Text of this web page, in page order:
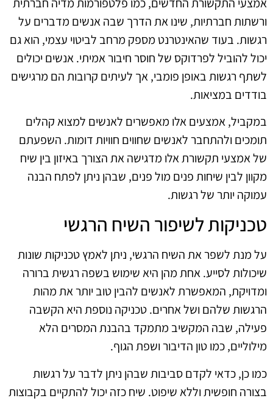
ורשתות חברתיות, שינו את הדרך שבה אנשים מדברים על
רגשות. בעוד שהאינטרנט מספק מרחב לביטוי עצמי, הוא גם
יכול להוביל לפרדוקס של חוסר חיבור אמיתי. אנשים יכולים
לשתף רגשות באופן פומבי, אך לעיתים קרובות הם מרגישים
בודדים במציאות.
במקביל, אמצעים אלו מאפשרים לאנשים למצוא קהלים
תומכים ולהתחבר לאנשים שחווים חוויות דומות. השפעתם
של אמצעי תקשורת אלו מדגישה את הצורך באיזון בין שיח
מקוון לבין שיחות פנים מול פנים, שבהן ניתן לפתח הבנה
עמוקה יותר של רגשות.
טכניקות לשיפור השיח הרגשי
על מנת לשפר את השיח הרגשי, ניתן לאמץ טכניקות שונות
שיכולות לסייע. אחת מהן היא שימוש בשפה רגשית ברורה
ומדויקת, המאפשרת לאנשים להבין טוב יותר את מהות
הרגשות שלהם ושל אחרים. טכניקה נוספת היא הקשבה
פעילה, שבה המקשיב מתמקד בהבנת המסרים הלא
מילוליים, כמו טון הדיבור ושפת הגוף.
כמו כן, כדאי לקדם סביבות שבהן ניתן לדבר על רגשות
בצורה חופשית וללא שיפוט. שיח כזה יכול להתקיים בקבוצות